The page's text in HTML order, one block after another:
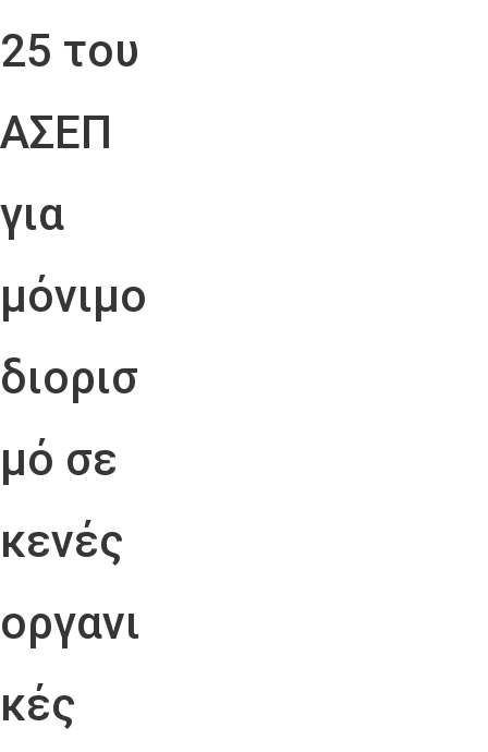
25 του
ΑΣΕΠ
για
μόνιμο
διορισ
μό σε
κενές
οργανι
κές